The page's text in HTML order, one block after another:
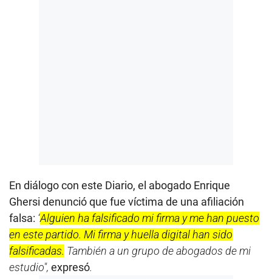
En diálogo con este Diario, el abogado Enrique
Ghersi denunció que fue víctima de una afiliación
falsa: “Alguien ha falsificado mi firma y me han puesto
en este partido. Mi firma y huella digital han sido
falsificadas. También a un grupo de abogados de mi
estudio", expresó.